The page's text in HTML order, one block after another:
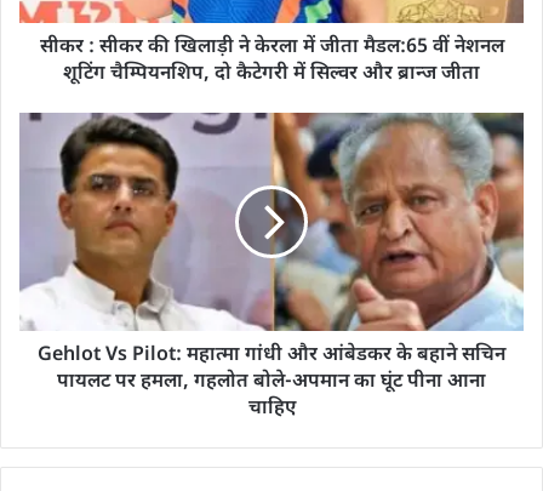
सीकर : सीकर की खिलाड़ी ने केरला में जीता मैडल:65 वीं नेशनल
शूटिंग चैम्पियनशिप, दो कैटेगरी में सिल्वर और ब्रान्ज जीता
Gehlot Vs Pilot: महात्मा गांधी और आंबेडकर के बहाने सचिन
पायलट पर हमला, गहलोत बोले-अपमान का घूंट पीना आना
चाहिए